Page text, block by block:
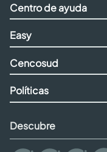
Centro de ayuda
Easy
Cencosud
Políticas
Descubre